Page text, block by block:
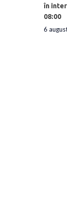
în
08:00
6